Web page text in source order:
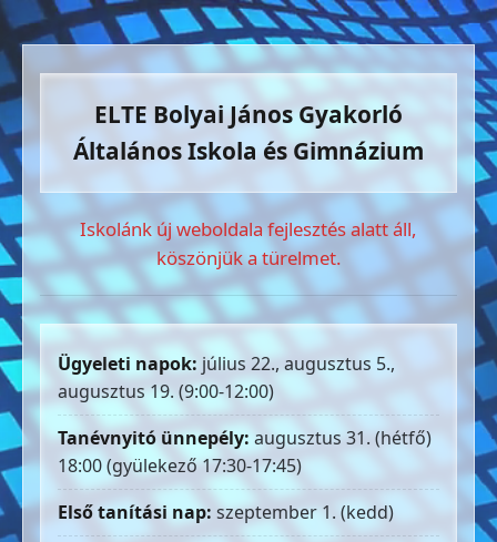
ELTE Bolyai János Gyakorló
Általános Iskola és Gimnázium
Iskolánk új weboldala fejlesztés alatt áll,
köszönjük a türelmet.
Ügyeleti napok: július 22., augusztus 5.,
augusztus 19. (9:00-12:00)
Tanévnyitó ünnepély: augusztus 31. (hétfő)
18:00 (gyülekező 17:30-17:45)
Első tanítási nap: szeptember 1. (kedd)